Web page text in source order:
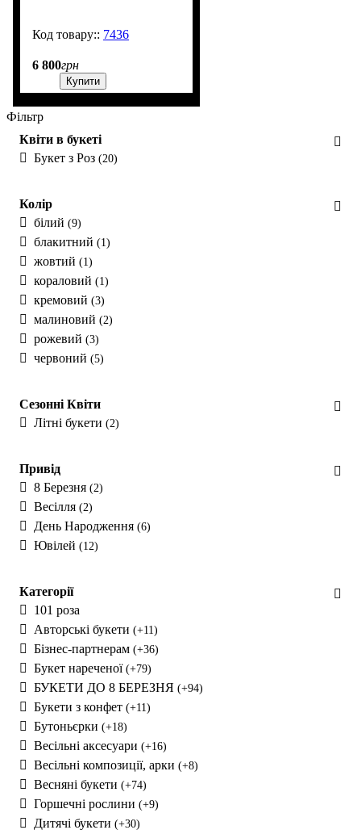
7436
6 800грн
Купити
Фільтр
Квіти в букеті
Букет з Роз (20)
Колір
білий (9)
блакитний (1)
жовтий (1)
кораловий (1)
кремовий (3)
малиновий (2)
рожевий (3)
червоний (5)
Сезонні Квіти
Літні букети (2)
Привід
8 Березня (2)
Весілля (2)
День Народження (6)
Ювілей (12)
Категорії
101 роза
Авторські букети (+11)
Бізнес-партнерам (+36)
Букет нареченої(+79)
БУКЕТИ ДО 8 БЕРЕЗНЯ (+94)
Букети з конфет (+11)
Бутоньєрки (+18)
Весільні аксесуари (+16)
Весільні композиції, арки (+8)
Весняні букети (+74)
Горшечні рослини (+9)
Дитячі букети (+30)